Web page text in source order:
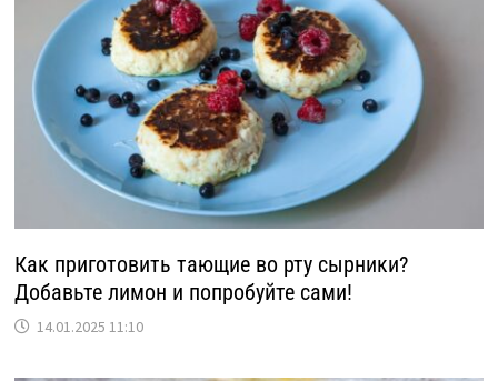
Как приготовить тающие во рту сырники?
Добавьте лимон и попробуйте сами!
14.01.2025 11:10